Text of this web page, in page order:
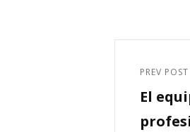
Previous
Post
PREV POST
El